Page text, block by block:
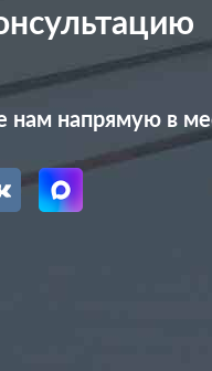
нам напрямую в